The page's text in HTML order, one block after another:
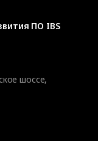
ПО IBS
шоссе,